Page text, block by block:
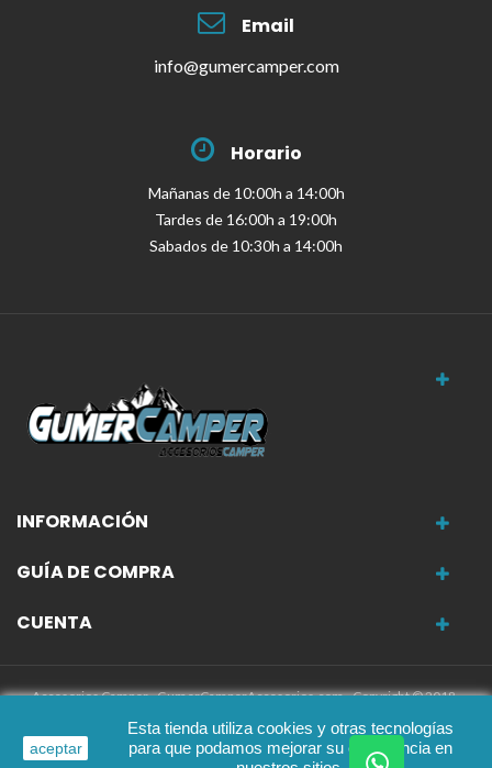
aceptar
Esta tienda utiliza cookies y otras tecnologías
para que podamos mejorar su experiencia en
Email
info@gumercamper.com
Horario
Mañanas de 10:00h a 14:00h
Tardes de 16:00h a 19:00h
Sabados de 10:30h a 14:00h
INFORMACIÓN
GUÍA DE COMPRA
CUENTA
Accesorios Camper - GumerCamperAccesorios.com - Copyright © 2018-
2025